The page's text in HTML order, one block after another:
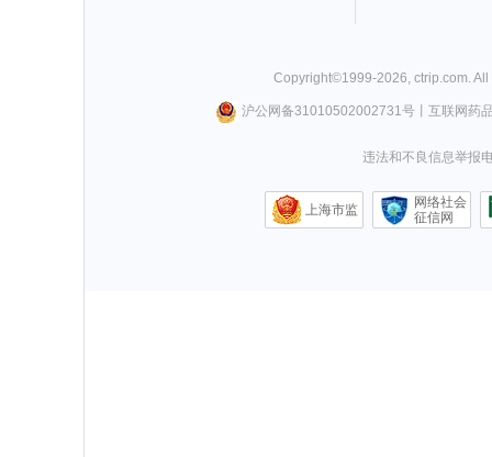
Copyright©1999-2026, ctrip.com.
沪公网备31010502002731号丨 互联网药
违法和不良信息举报
上海市监
网络社会
征信网